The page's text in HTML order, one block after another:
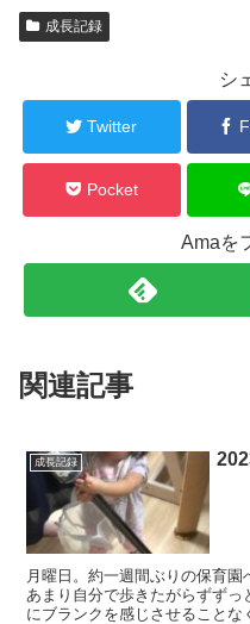
成長記録
シ
Twitter
Pocket
Amaを
関連記事
成長記録
月曜日。約一週間ぶりの保育園
あまり自分で歩きたがらずず
にブランクを感じさせることな